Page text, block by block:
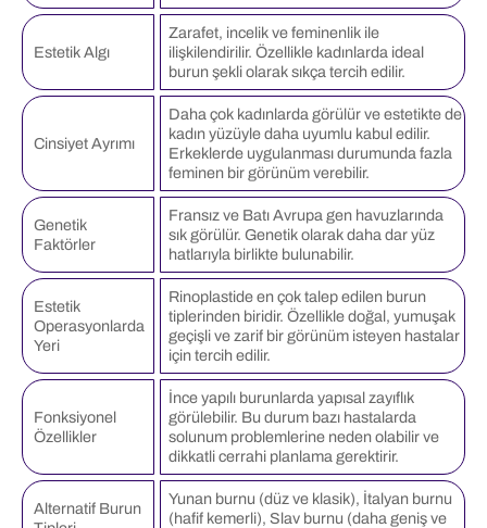
Estetik Algı
Zarafet, incelik ve feminenlik ile
ilişkilendirilir. Özellikle kadınlarda ideal
burun şekli olarak sıkça tercih edilir.
Cinsiyet Ayrımı
Daha çok kadınlarda görülür ve estetikte de
kadın yüzüyle daha uyumlu kabul edilir.
Erkeklerde uygulanması durumunda fazla
feminen bir görünüm verebilir.
Genetik
Faktörler
Fransız ve Batı Avrupa gen havuzlarında
sık görülür. Genetik olarak daha dar yüz
hatlarıyla birlikte bulunabilir.
Estetik
Operasyonlarda
Yeri
Rinoplastide en çok talep edilen burun
tiplerinden biridir. Özellikle doğal, yumuşak
geçişli ve zarif bir görünüm isteyen hastalar
için tercih edilir.
Fonksiyonel
Özellikler
İnce yapılı burunlarda yapısal zayıflık
görülebilir. Bu durum bazı hastalarda
solunum problemlerine neden olabilir ve
dikkatli cerrahi planlama gerektirir.
Alternatif Burun
Yunan burnu (düz ve klasik), İtalyan burnu
(hafif kemerli), Slav burnu (daha geniş ve